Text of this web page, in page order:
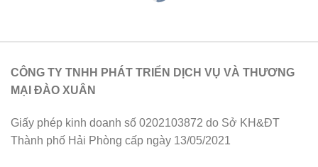
CÔNG TY TNHH PHÁT TRIỂN DỊCH VỤ VÀ THƯƠNG
MẠI ĐÀO XUÂN
Giấy phép kinh doanh số 0202103872 do Sở KH&ĐT
Thành phố Hải Phòng cấp ngày 13/05/2021